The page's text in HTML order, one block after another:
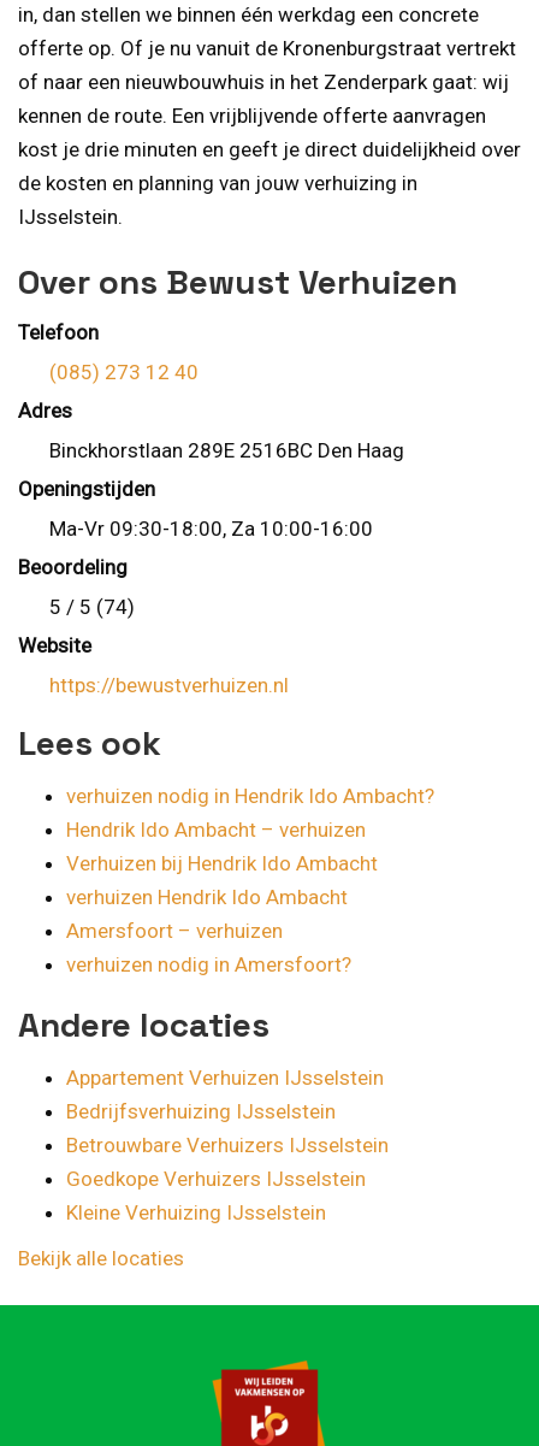
in, dan stellen we binnen één werkdag een concrete
offerte op. Of je nu vanuit de Kronenburgstraat vertrekt
of naar een nieuwbouwhuis in het Zenderpark gaat: wij
kennen de route. Een vrijblijvende offerte aanvragen
kost je drie minuten en geeft je direct duidelijkheid over
de kosten en planning van jouw verhuizing in
IJsselstein.
Over ons Bewust Verhuizen
Telefoon
(085) 273 12 40
Adres
Binckhorstlaan 289E 2516BC Den Haag
Openingstijden
Ma-Vr 09:30-18:00, Za 10:00-16:00
Beoordeling
5 / 5 (74)
Website
https://bewustverhuizen.nl
Lees ook
verhuizen nodig in Hendrik Ido Ambacht?
Hendrik Ido Ambacht – verhuizen
Verhuizen bij Hendrik Ido Ambacht
verhuizen Hendrik Ido Ambacht
Amersfoort – verhuizen
verhuizen nodig in Amersfoort?
Andere locaties
Appartement Verhuizen IJsselstein
Bedrijfsverhuizing IJsselstein
Betrouwbare Verhuizers IJsselstein
Goedkope Verhuizers IJsselstein
Kleine Verhuizing IJsselstein
Bekijk alle locaties